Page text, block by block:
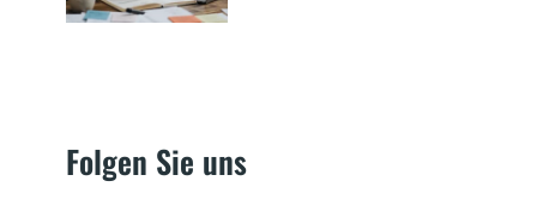
Folgen Sie uns